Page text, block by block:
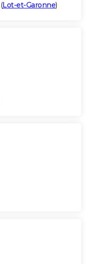
(Lot-et-Garonne)